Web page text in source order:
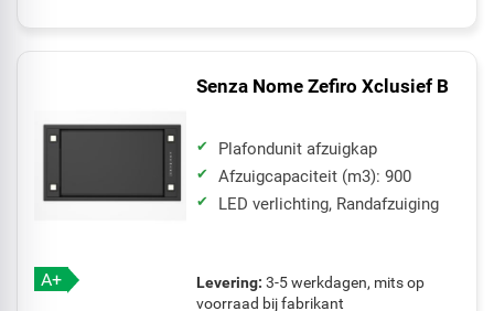
A+
Senza Nome Zefiro Xclusief B
Plafondunit afzuigkap
Afzuigcapaciteit (m3): 900
LED verlichting, Randafzuiging
Levering: 3-5 werkdagen, mits op
voorraad bij fabrikant